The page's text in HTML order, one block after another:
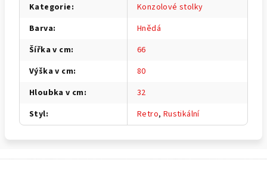
Kategorie:
Konzolové stolky
Barva:
Hnědá
Šířka v cm:
66
Výška v cm:
80
Hloubka v cm:
32
Styl: Retro, Rustikální